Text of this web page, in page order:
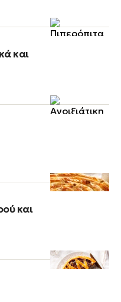
και
και